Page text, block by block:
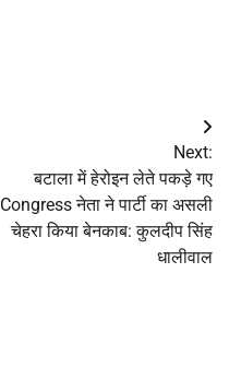
Next:
बटाला में हेरोइन लेते पकड़े गए
Congress नेता ने पार्टी का असली
चेहरा किया बेनकाब: कुलदीप सिंह
धालीवाल